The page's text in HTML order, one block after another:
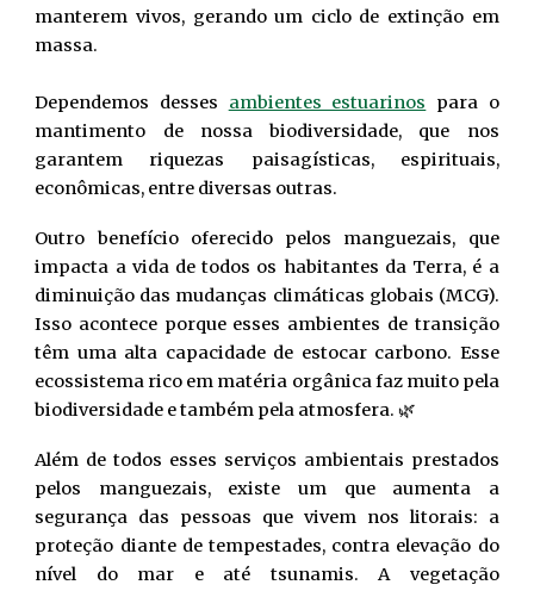
manterem vivos, gerando um ciclo de extinção em
massa.
Dependemos desses ambientes estuarinos
para o
mantimento de nossa biodiversidade, que nos
garantem riquezas paisagísticas, espirituais,
econômicas, entre diversas outras.
Outro benefício oferecido pelos manguezais, que
impacta a vida de todos os habitantes da Terra, é a
diminuição das mudanças climáticas globais (MCG).
Isso acontece porque esses ambientes de transição
têm uma alta capacidade de estocar carbono. Esse
ecossistema rico em matéria orgânica faz muito pela
biodiversidade e também pela atmosfera. 🌿
Além de todos esses serviços ambientais prestados
pelos manguezais, existe um que aumenta a
segurança das pessoas que vivem nos litorais: a
proteção diante de tempestades, contra elevação do
nível do mar e até tsunamis. A vegetação